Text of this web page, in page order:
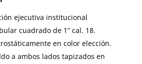
ejecutiva institucional
cuadrado de 1” cal. 18.
en color elección.
a ambos lados tapizados en